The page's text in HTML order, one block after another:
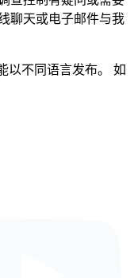
聊天或电子邮件与我
以不同语言发布。 如